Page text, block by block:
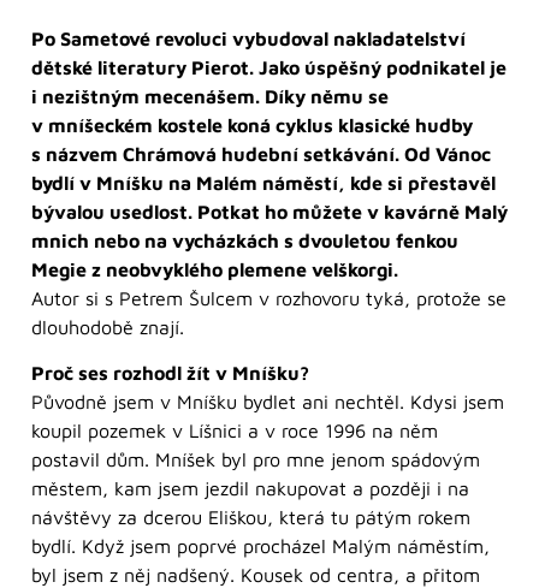
Po Sametové revoluci vybudoval nakladatelství
dětské literatury Pierot. Jako úspěšný podnikatel je
i nezištným mecenášem. Díky němu se
v mníšeckém kostele koná cyklus klasické hudby
s názvem Chrámová hudební setkávání. Od Vánoc
bydlí v Mníšku na Malém náměstí, kde si přestavěl
bývalou usedlost. Potkat ho můžete v kavárně Malý
mnich nebo na vycházkách s dvouletou fenkou
Megie z neobvyklého plemene velškorgi.
Autor si s Petrem Šulcem v rozhovoru tyká, protože se
dlouhodobě znají.
Proč ses rozhodl žít v Mníšku?
Původně jsem v Mníšku bydlet ani nechtěl. Kdysi jsem
koupil pozemek v Líšnici a v roce 1996 na něm
postavil dům. Mníšek byl pro mne jenom spádovým
městem, kam jsem jezdil nakupovat a později i na
návštěvy za dcerou Eliškou, která tu pátým rokem
bydlí. Když jsem poprvé procházel Malým náměstím,
byl jsem z něj nadšený. Kousek od centra, a přitom